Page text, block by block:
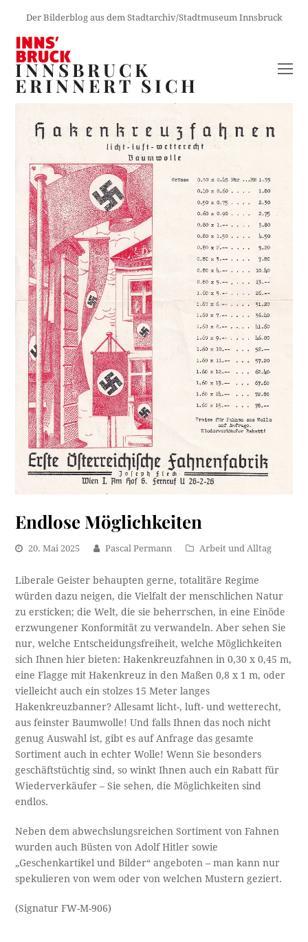
Der Bilderblog aus dem Stadtarchiv/Stadtmuseum Innsbruck
INNSBRUCK
ERINNERT SICH
Endlose Möglichkeiten
20. Mai 2025 Pascal Permann Arbeit und Alltag
Liberale Geister behaupten gerne, totalitäre Regime
würden dazu neigen, die Vielfalt der menschlichen Natur
zu ersticken; die Welt, die sie beherrschen, in eine Einöde
erzwungener Konformität zu verwandeln. Aber sehen Sie
nur, welche Entscheidungsfreiheit, welche Möglichkeiten
sich Ihnen hier bieten: Hakenkreuzfahnen in 0,30 x 0,45 m,
eine Flagge mit Hakenkreuz in den Maßen 0,8 x 1 m, oder
vielleicht auch ein stolzes 15 Meter langes
Hakenkreuzbanner? Allesamt licht-, luft- und wetterecht,
aus feinster Baumwolle! Und falls Ihnen das noch nicht
genug Auswahl ist, gibt es auf Anfrage das gesamte
Sortiment auch in echter Wolle! Wenn Sie besonders
geschäftstüchtig sind, so winkt Ihnen auch ein Rabatt für
Wiederverkäufer – Sie sehen, die Möglichkeiten sind
endlos.
Neben dem abwechslungsreichen Sortiment von Fahnen
wurden auch Büsten von Adolf Hitler sowie
„Geschenkartikel und Bilder“ angeboten – man kann nur
spekulieren von wem oder von welchen Mustern geziert.
(Signatur FW-M-906)